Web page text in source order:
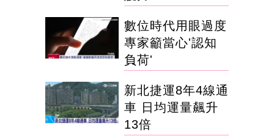
數位時代用眼過度
專家籲當心'認知
負荷'
新北捷運8年4線通
車 日均運量飆升
13倍